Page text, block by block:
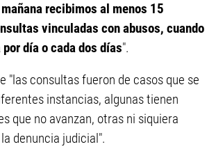
recibimos al menos 15
vinculadas con abusos, cuando
día o cada dos días".
"las consultas fueron de casos que se
instancias, algunas tienen
que no avanzan, otras ni siquiera
denuncia judicial".